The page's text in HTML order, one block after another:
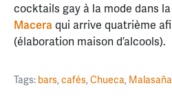
cocktails gay à la mode dans
Maceraqui arrive quatrième
(élaboration maison d’alcools).
Tags: bars, cafés, Chueca, Malasaña